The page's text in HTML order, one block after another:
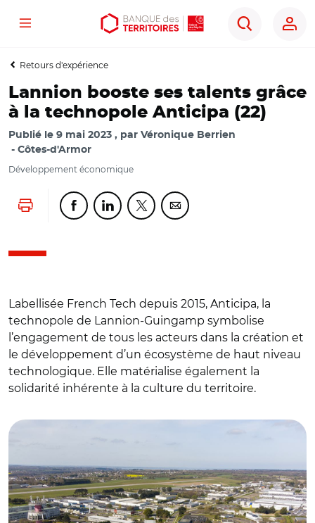
Aller
contenu
Aller
menu
Ouvrir
outils
Menu
Rechercher
Retours d'expérience
Lannion booste ses talents grâce
à la technopole Anticipa (22)
Publié le 9 mai 2023 par Véronique Berrien
Côtes-d'Armor
Développement économique
Lancer l'impressionPartager cette page sur Facebook
Partager cette page sur Linkedin
Partager cette page sur Twitter
Partager cette page sur
Labellisée French Tech depuis 2015, Anticipa, la
technopole de Lannion-Guingamp symbolise
l’engagement de tous les acteurs dans la création et
le développement d’un écosystème de haut niveau
technologique. Elle matérialise également la
solidarité inhérente à la culture du territoire.